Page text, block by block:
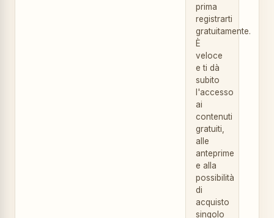
prima
registrarti
gratuitamente.
È
veloce
e ti dà
subito
l'accesso
ai
contenuti
gratuiti,
alle
anteprime
e alla
possibilità
di
acquisto
singolo